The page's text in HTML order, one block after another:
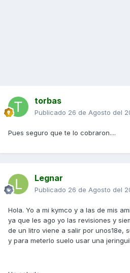
torbas
Publicado 26 de Agosto del
Pues seguro que te lo cobraron....
Legnar
Publicado 26 de Agosto del
Hola. Yo a mi kymco y a las de mis
ya que les ago yo las revisiones y
de un litro viene a salir por unos18e,
y para meterlo suelo usar una